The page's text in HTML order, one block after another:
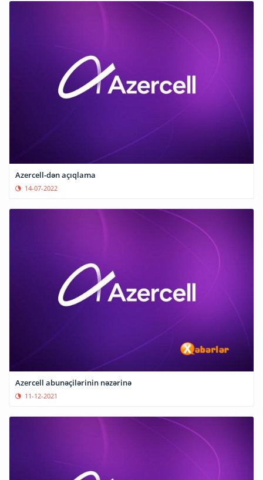
14-07-2022
Azercell abunəçilərinin nəzərinə
11-12-2021